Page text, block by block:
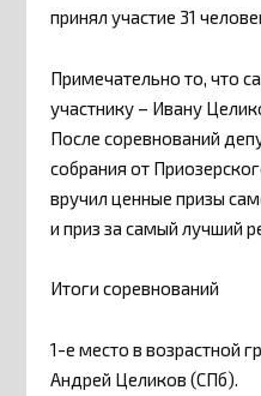
принял участие 31
Примечательно то, что
участнику – Ивану
После соревнований
собрания от
вручил ценные призы
и приз за самый лучший
Итоги соревнований
1-е место в возрастной
Андрей Целиков (СПб).